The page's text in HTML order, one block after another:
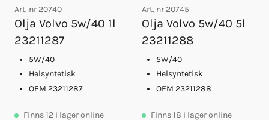
Art. nr 20740
Olja Volvo 5w/40 1l
23211287
5W/40
Helsyntetisk
OEM 23211287
Finns12 i lager online
Art. nr 20745
Olja Volvo 5w/40 5l
23211288
5W/40
Helsyntetisk
OEM 23211288
Finns18 i lager online